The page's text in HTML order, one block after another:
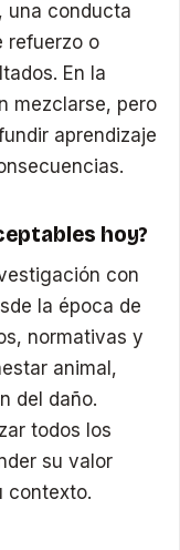
una conducta
refuerzo o
En la
mezclarse, pero
aprendizaje
hoy?
con
la época de
normativas y
animal,
del daño.
todos los
su valor
contexto.